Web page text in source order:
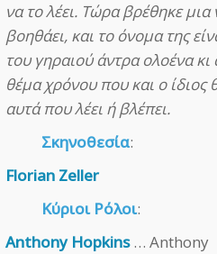
να το λέει. Τώρα βρέθηκε μια
βοηθάει, και το όνομα της
του γηραιού άντρα ολοένα κι
θέμα χρόνου που και ο ίδιος
αυτά που λέει ή βλέπει.
Σκηνοθεσία:
Florian Zeller
Κύριοι Ρόλοι:
Anthony Hopkins… Anthony